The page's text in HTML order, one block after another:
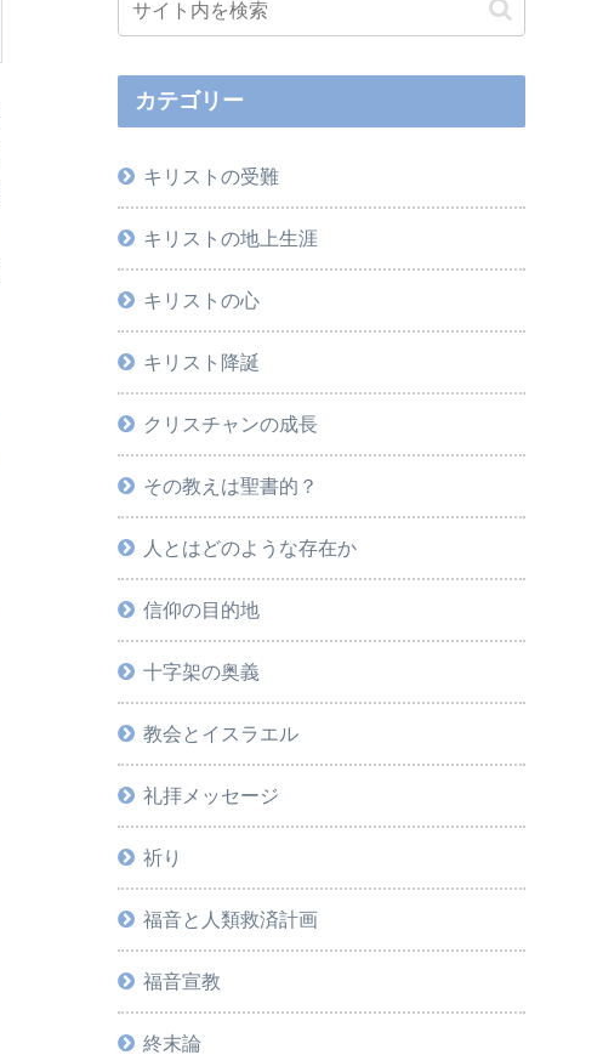
カテゴリー
キリストの受難
キリストの地上生涯
キリストの心
キリスト降誕
クリスチャンの成長
その教えは聖書的？
人とはどのような存在か
信仰の目的地
十字架の奥義
教会とイスラエル
礼拝メッセージ
祈り
福音と人類救済計画
福音宣教
終末論